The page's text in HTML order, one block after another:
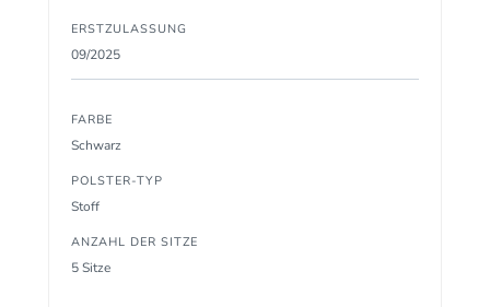
ERSTZULASSUNG
09/2025
FARBE
Schwarz
POLSTER-TYP
Stoff
ANZAHL DER SITZE
5 Sitze